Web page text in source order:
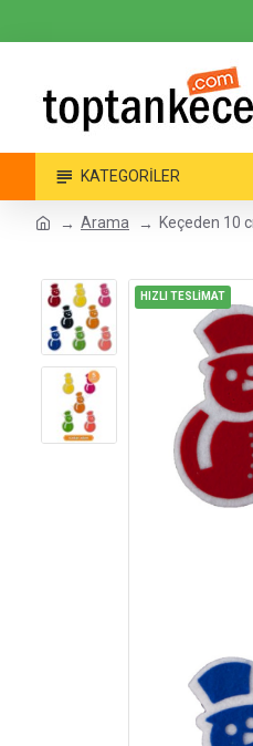
KATEGORILER
Arama Keçeden 10
HIZLI TESLİMAT